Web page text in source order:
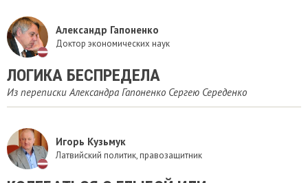
Александр Гапоненко
Доктор экономических наук
ЛОГИКА БЕСПРЕДЕЛА
Из переписки Александра Гапоненко Сергею Середенко
Игорь Кузьмук
Латвийский политик, правозащитник